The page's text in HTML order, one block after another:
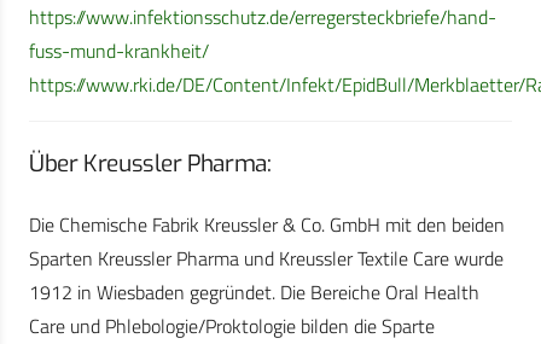
https://www.infektionsschutz.de/erregersteckbriefe/hand-
fuss-mund-krankheit/
https://www.rki.de/DE/Content/Infekt/EpidBull/Merkblaetter/
Über Kreussler Pharma:
Die Chemische Fabrik Kreussler & Co. GmbH mit den beiden
Sparten Kreussler Pharma und Kreussler Textile Care wurde
1912 in Wiesbaden gegründet. Die Bereiche Oral Health
Care und Phlebologie/Proktologie bilden die Sparte